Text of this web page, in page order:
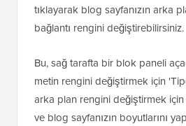
tıklayarak blog sayfanızın arka
bağlantı rengini değiştirebilirsiniz.
Bu, sağ tarafta bir blok paneli
metin rengini değiştirmek için
arka plan rengini değiştirmek
ve blog sayfanızın boyutlarını